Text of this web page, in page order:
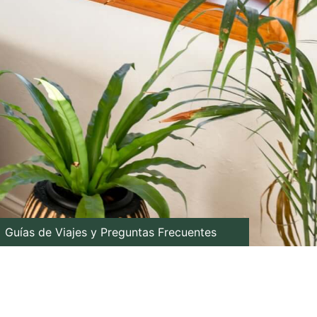
Guías de Viajes y Preguntas Frecuentes